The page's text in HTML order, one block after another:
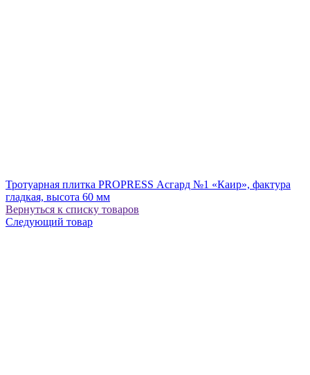
Тротуарная плитка PROPRESS Асгард №1 «Каир», фактура
гладкая, высота 60 мм
Вернуться к списку товаров
Следующий товар